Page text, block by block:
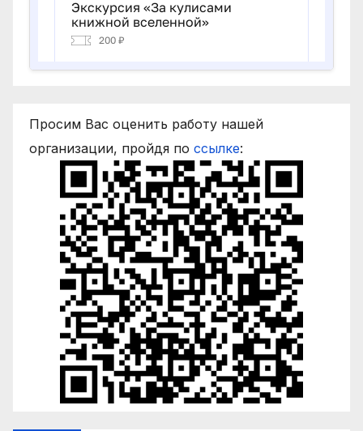
Просим Вас оценить работу нашей
организации, пройдя по ссылке: